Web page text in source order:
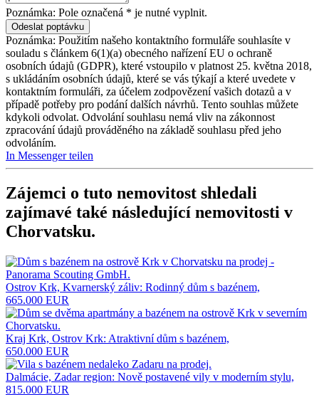
Poznámka: Pole označená * je nutné vyplnit.
Poznámka: Použitím našeho kontaktního formuláře souhlasíte v
souladu s článkem 6(1)(a) obecného nařízení EU o ochraně
osobních údajů (GDPR), které vstoupilo v platnost 25. května 2018,
s ukládáním osobních údajů, které se vás týkají a které uvedete v
kontaktním formuláři, za účelem zodpovězení vašich dotazů a v
případě potřeby pro podání dalších návrhů. Tento souhlas můžete
kdykoli odvolat. Odvolání souhlasu nemá vliv na zákonnost
zpracování údajů prováděného na základě souhlasu před jeho
odvoláním.
In Messenger teilen
Zájemci o tuto nemovitost shledali
zajímavé také následující nemovitosti v
Chorvatsku.
Ostrov Krk, Kvarnerský záliv: Rodinný dům s bazénem,
665.000 EUR
Kraj Krk, Ostrov Krk: Atraktivní dům s bazénem,
650.000 EUR
Dalmácie, Zadar region: Nově postavené vily v moderním stylu,
815.000 EUR